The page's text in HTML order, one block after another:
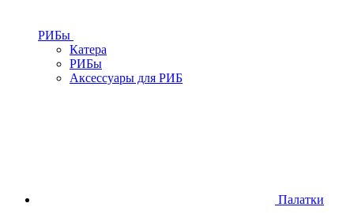
РИБы
Катера
РИБы
Аксессуары для РИБ
Палатки